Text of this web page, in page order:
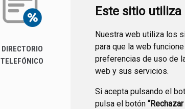
Este sitio
Nuestra web utiliza los
para que la web
preferencias de uso de
web y sus servicios.
Si acepta pulsando el
pulsa el botón
DIRECTORIO
TELEFÓNICO
PERFIL DEL
CONTRATANTE